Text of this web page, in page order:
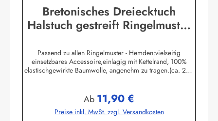
Bretonisches Dreiecktuch
Halstuch gestreift Ringelmuster
Passend zu allen Ringelmuster - Hemden:vielseitig
einsetzbares Accessoire,einlagig mit Kettelrand, 100%
elastischgewirkte Baumwolle, angenehm zu tragen.(ca. 225
Bekleidungswerk GmbHHeglitzer Str. 1226409
Wittmundinfo@modas-bekleidung.de
Regulärer Preis:
Ab 11,90 €
Preise inkl. MwSt. zzgl. Versandkosten